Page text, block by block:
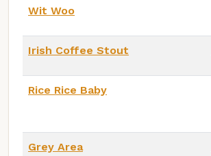
Wit Woo
Irish Coffee Stout
Rice Rice Baby
Grey Area